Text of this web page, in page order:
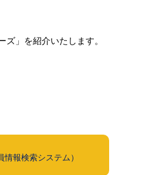
」を紹介いたします。
情報検索システム）